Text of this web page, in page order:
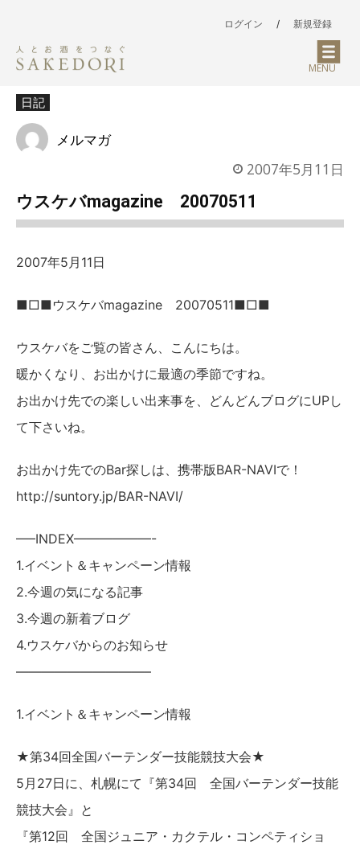
ログイン / 新規登録
MENU
日記
メルマガ
2007年5月11日
ウスケバmagazine 20070511
2007年5月11日
■□■ウスケバmagazine 20070511■□■
ウスケバをご覧の皆さん、こんにちは。
暖かくなり、お出かけに最適の季節ですね。
お出かけ先での楽しい出来事を、どんどんブログにUPし
て下さいね。
お出かけ先でのBar探しは、携帯版BAR-NAVIで！
http://suntory.jp/BAR-NAVI/
—–INDEX——————-
1.イベント＆キャンペーン情報
2.今週の気になる記事
3.今週の新着ブログ
4.ウスケバからのお知らせ
——————————–
1.イベント＆キャンペーン情報
★第34回全国バーテンダー技能競技大会★
5月27日に、札幌にて『第34回 全国バーテンダー技能
競技大会』と
『第12回 全国ジュニア・カクテル・コンペティショ